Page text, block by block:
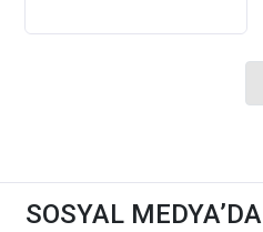
SOSYAL MEDYA’DA